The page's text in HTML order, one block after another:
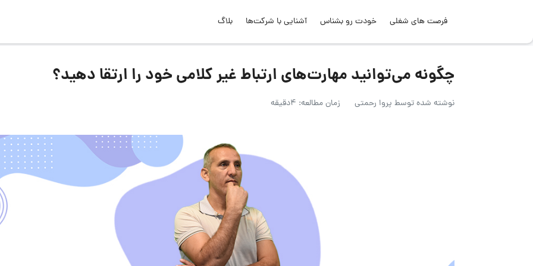
فرصت های شغلی خودت رو بشناس آشنایی با شرکت‌ها بلاگ
چگونه می‌توانید مهارت‌های ارتباط غیر کلامی خود را ارتقا دهید؟
نوشته شده توسط پروا رحمتی زمان مطالعه: 4دقیقه